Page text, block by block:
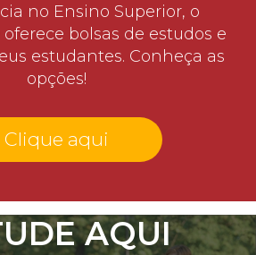
no Ensino Superior, o
oferece bolsas de estudos e
estudantes. Conheça as
opções!
Clique aqui
AQUI